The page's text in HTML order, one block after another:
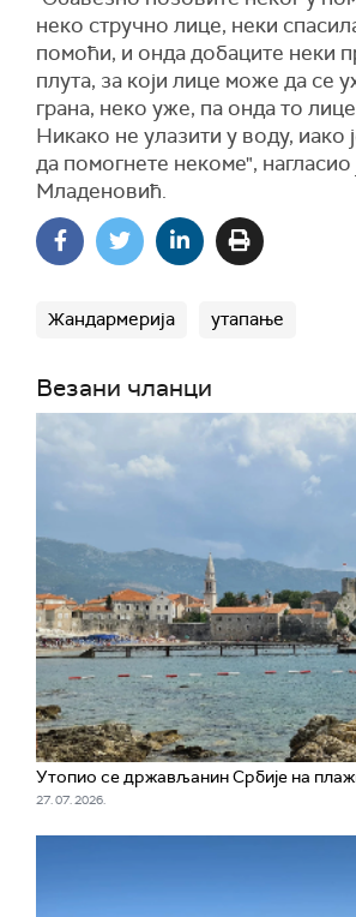
неко стручно лице, неки
помоћи, и онда добаците неки
плута, за који лице може да се
грана, неко уже, па онда то
Никако не улазити у воду, иако
да помогнете некоме", нагласио
Младеновић.
Жандармерија утапање
Везани чланци
Утопио се држављанин Србије на
27. 07. 2026.